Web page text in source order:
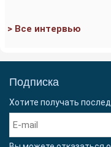
> Все интервью
Подписка
Хотите получать